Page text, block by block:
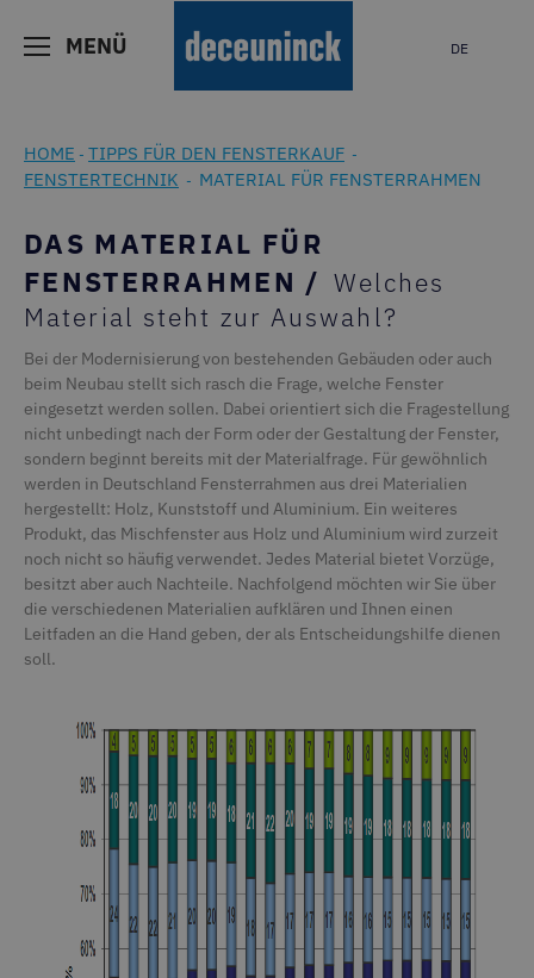
MENÜ DE
HOME - TIPPS FÜR DEN FENSTERKAUF -
FENSTERTECHNIK - MATERIAL FÜR FENSTERRAHMEN
DAS MATERIAL FÜR
FENSTERRAHMEN / Welches
Material steht zur Auswahl?
Bei der Modernisierung von bestehenden Gebäuden oder auch
beim Neubau stellt sich rasch die Frage, welche Fenster
eingesetzt werden sollen. Dabei orientiert sich die Fragestellung
nicht unbedingt nach der Form oder der Gestaltung der Fenster,
sondern beginnt bereits mit der Materialfrage. Für gewöhnlich
werden in Deutschland Fensterrahmen aus drei Materialien
hergestellt: Holz, Kunststoff und Aluminium. Ein weiteres
Produkt, das Mischfenster aus Holz und Aluminium wird zurzeit
noch nicht so häufig verwendet. Jedes Material bietet Vorzüge,
besitzt aber auch Nachteile. Nachfolgend möchten wir Sie über
die verschiedenen Materialien aufklären und Ihnen einen
Leitfaden an die Hand geben, der als Entscheidungshilfe dienen
soll.